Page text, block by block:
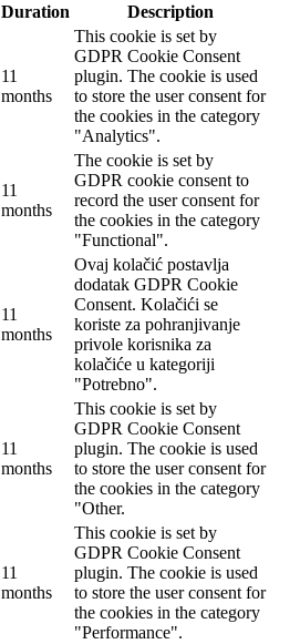
Duration Description
11
months
This cookie is set by
GDPR Cookie Consent
plugin. The cookie is used
to store the user consent for
the cookies in the category
"Analytics".
11
months
The cookie is set by
GDPR cookie consent to
record the user consent for
the cookies in the category
"Functional".
11
months
Ovaj kolačić postavlja
dodatak GDPR Cookie
Consent. Kolačići se
koriste za pohranjivanje
privole korisnika za
kolačiće u kategoriji
"Potrebno".
11
months
This cookie is set by
GDPR Cookie Consent
plugin. The cookie is used
to store the user consent for
the cookies in the category
"Other.
11
months
This cookie is set by
GDPR Cookie Consent
plugin. The cookie is used
to store the user consent for
the cookies in the category
"Performance".